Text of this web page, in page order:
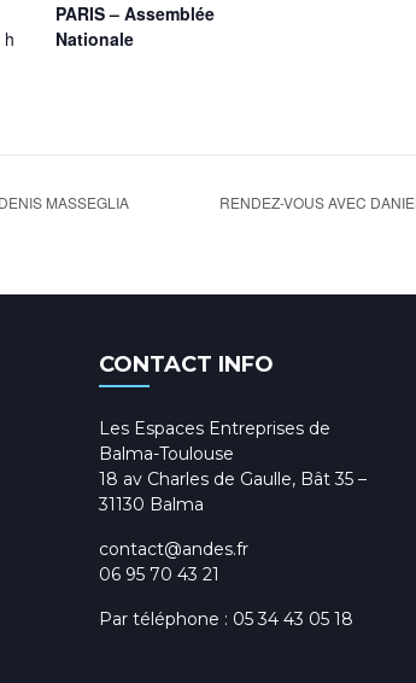
PARIS – Assemblée
Nationale
MASSEGLIA RENDEZ-VOUS AVEC
CONTACT INFO
Les Espaces Entreprises de
Balma-Toulouse
18 av Charles de Gaulle, Bât 35 –
31130 Balma
contact@andes.fr
06 95 70 43 21
Par téléphone : 05 34 43 05 18